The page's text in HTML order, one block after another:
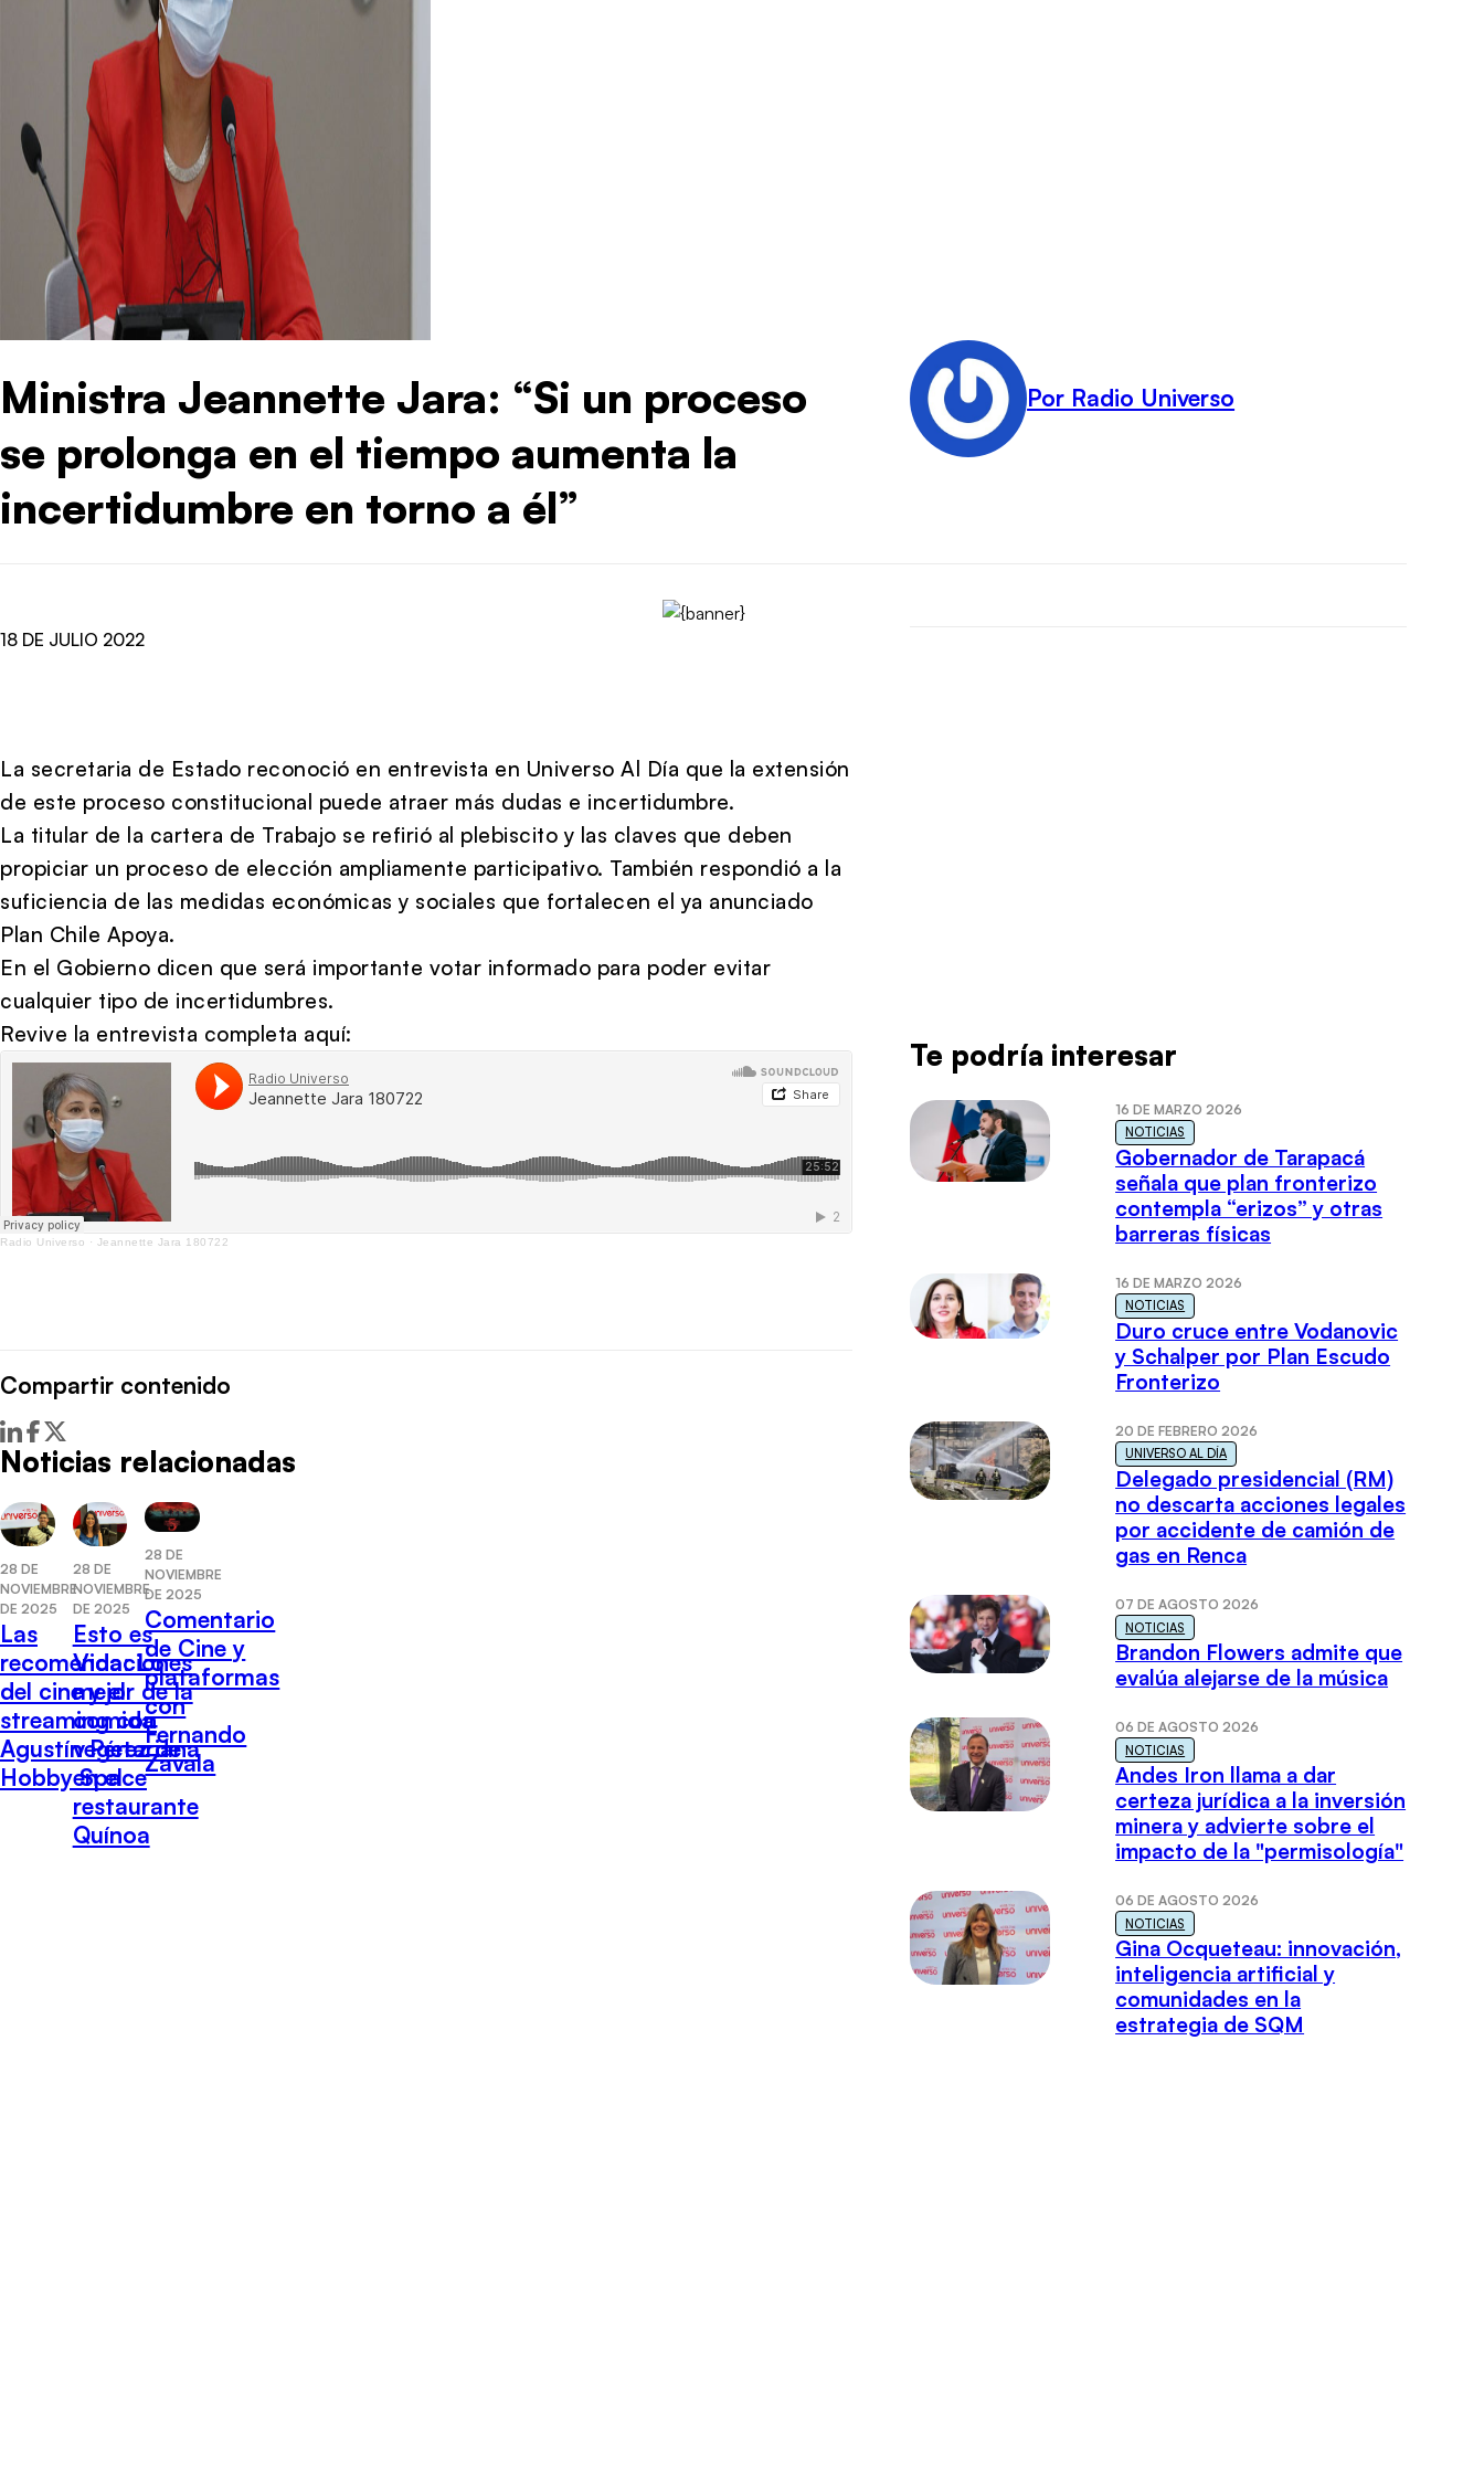
Ministra Jeannette Jara: “Si un proceso
se prolonga en el tiempo aumenta la
incertidumbre en torno a él”
Por Radio Universo
18 DE JULIO 2022
La secretaria de Estado reconoció en entrevista en Universo Al Día que la extensión
de este proceso constitucional puede atraer más dudas e incertidumbre.
La titular de la cartera de Trabajo se refirió al plebiscito y las claves que deben
propiciar un proceso de elección ampliamente participativo. También respondió a la
suficiencia de las medidas económicas y sociales que fortalecen el ya anunciado
Plan Chile Apoya.
En el Gobierno dicen que será importante votar informado para poder evitar
cualquier tipo de incertidumbres.
Revive la entrevista completa aquí:
Radio Universo · Jeannette Jara 180722
Compartir contenido
Noticias relacionadas
28 DE
NOVIEMBRE
DE 2025
Las
recomendaciones
del cine y el
streaming con
Agustín Pérez de
Hobby Space
28 DE
NOVIEMBRE
DE 2025
Esto es
Vida: Lo
mejor de la
comida
vegetariana
en el
restaurante
Quínoa
28 DE
NOVIEMBRE
DE 2025
Comentario
de Cine y
plataformas
con
Fernando
Zavala
Te podría interesar
16 DE MARZO 2026
NOTICIAS
Gobernador de Tarapacá
señala que plan fronterizo
contempla “erizos” y otras
barreras físicas
16 DE MARZO 2026
NOTICIAS
Duro cruce entre Vodanovic
y Schalper por Plan Escudo
Fronterizo
20 DE FEBRERO 2026
UNIVERSO AL DÍA
Delegado presidencial (RM)
no descarta acciones legales
por accidente de camión de
gas en Renca
07 DE AGOSTO 2026
NOTICIAS
Brandon Flowers admite que
evalúa alejarse de la música
06 DE AGOSTO 2026
NOTICIAS
Andes Iron llama a dar
certeza jurídica a la inversión
minera y advierte sobre el
impacto de la "permisología"
06 DE AGOSTO 2026
NOTICIAS
Gina Ocqueteau: innovación,
inteligencia artificial y
comunidades en la
estrategia de SQM